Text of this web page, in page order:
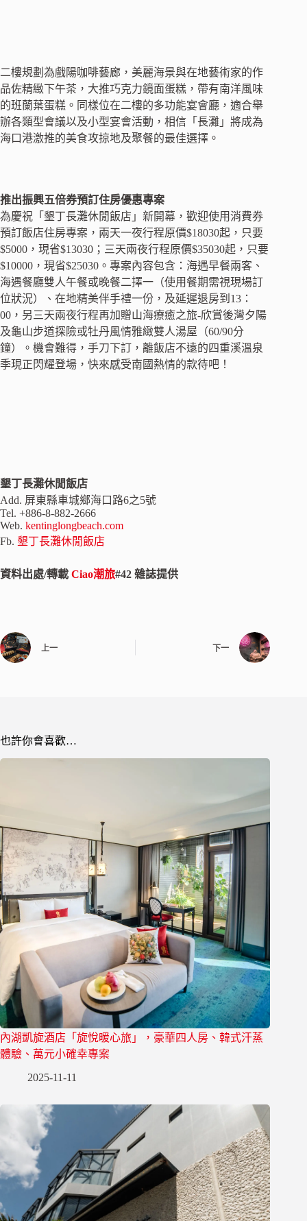
二樓規劃為戲陽咖啡藝廊，美麗海景與在地藝術家的作
品佐精緻下午茶，大推巧克力鏡面蛋糕，帶有南洋風味
的班蘭葉蛋糕。同樣位在二樓的多功能宴會廳，適合舉
辦各類型會議以及小型宴會活動，相信「長灘」將成為
海口港激推的美食攻掠地及聚餐的最佳選擇。
推出振興五倍券預訂住房優惠專案
為慶祝「墾丁長灘休閒飯店」新開幕，歡迎使用消費券
預訂飯店住房專案，兩天一夜行程原價$18030起，只要
$5000，現省$13030；三天兩夜行程原價$35030起，只要
$10000，現省$25030。專案內容包含：海遇早餐兩客、
海遇餐廳雙人午餐或晚餐二擇一（使用餐期需視現場訂
位狀況）、在地精美伴手禮一份，及延遲退房到13：
00，另三天兩夜行程再加贈山海療癒之旅-欣賞後灣夕陽
及龜山步道探險或牡丹風情雅緻雙人湯屋（60/90分
鐘）。機會難得，手刀下訂，離飯店不遠的四重溪溫泉
季現正閃耀登場，快來感受南國熱情的款待吧！
墾丁長灘休閒飯店
Add. 屏東縣車城鄉海口路6之5號
Tel. +886-8-882-2666
Web. kentinglongbeach.com
Fb. 墾丁長灘休閒飯店
資料出處/轉載 Ciao潮旅#42 雜誌提供
上一 下一
也許你會喜歡…
內湖凱旋酒店「旋悅暖心旅」，豪華四人房、韓式汗蒸
體驗、萬元小確幸專案
2025-11-11